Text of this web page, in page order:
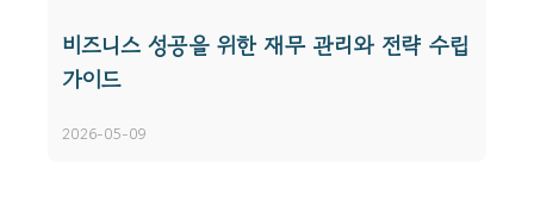
비즈니스 성공을 위한 재무 관리와 전략 수립
가이드
2026-05-09